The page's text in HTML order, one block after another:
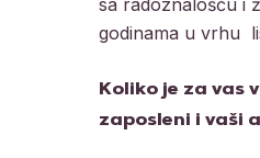
godinama u vrhu
Koliko je za vas
zaposleni i vaši